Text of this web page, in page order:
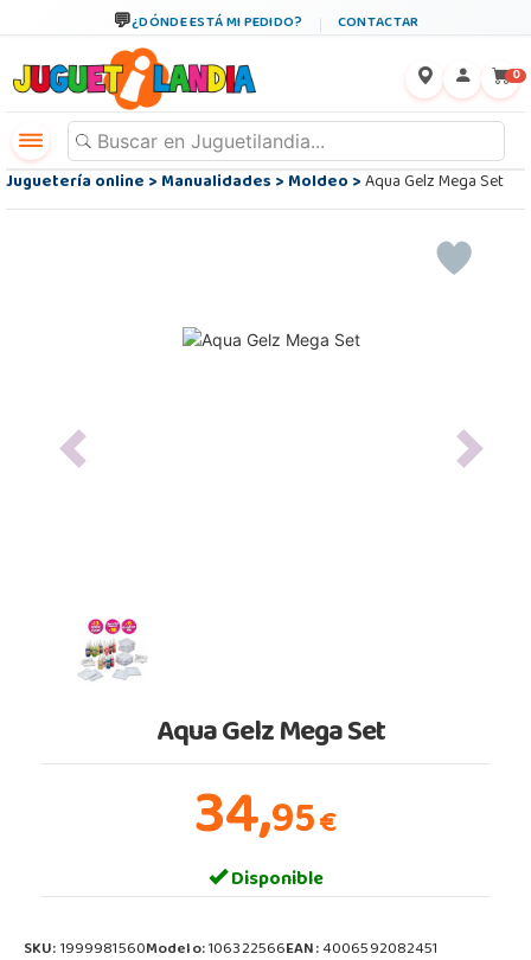
¿DÓNDE ESTÁ MI PEDIDO? CONTACTAR
0
Juguetería online>Manualidades>Moldeo>Aqua Gelz Mega Set
Previous Next
Aqua Gelz Mega Set
34,95€
Disponible
SKU:1999981560Modelo:106322566EAN:4006592082451